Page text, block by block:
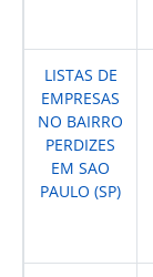
LISTAS DE
EMPRESAS
NO BAIRRO
PERDIZES
EM SAO
PAULO (SP)